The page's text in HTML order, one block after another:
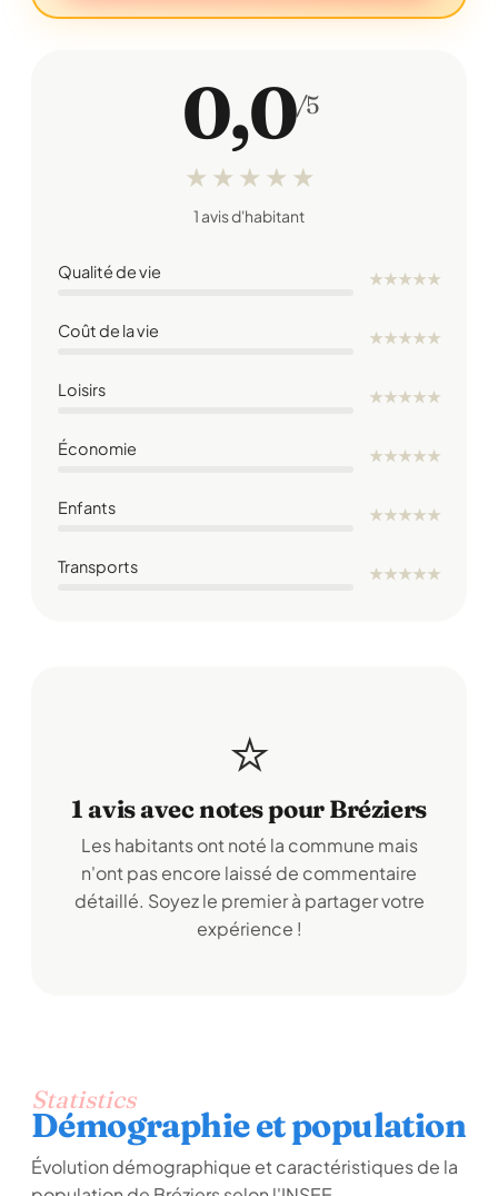
0,0/5
★ ★ ★ ★ ★
1 avis d'habitant
Qualité de vie ★★★★★
Coût de la vie ★★★★★
Loisirs ★★★★★
Économie ★★★★★
Enfants ★★★★★
Transports ★★★★★
⭐
1 avis avec notes pour Bréziers
Les habitants ont noté la commune mais
n'ont pas encore laissé de commentaire
détaillé. Soyez le premier à partager votre
expérience !
Statistics
Démographie et population
Évolution démographique et caractéristiques de la